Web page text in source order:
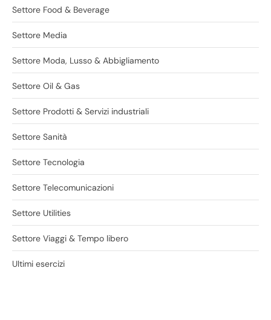
Settore Food & Beverage
Settore Media
Settore Moda, Lusso & Abbigliamento
Settore Oil & Gas
Settore Prodotti & Servizi industriali
Settore Sanità
Settore Tecnologia
Settore Telecomunicazioni
Settore Utilities
Settore Viaggi & Tempo libero
Ultimi esercizi